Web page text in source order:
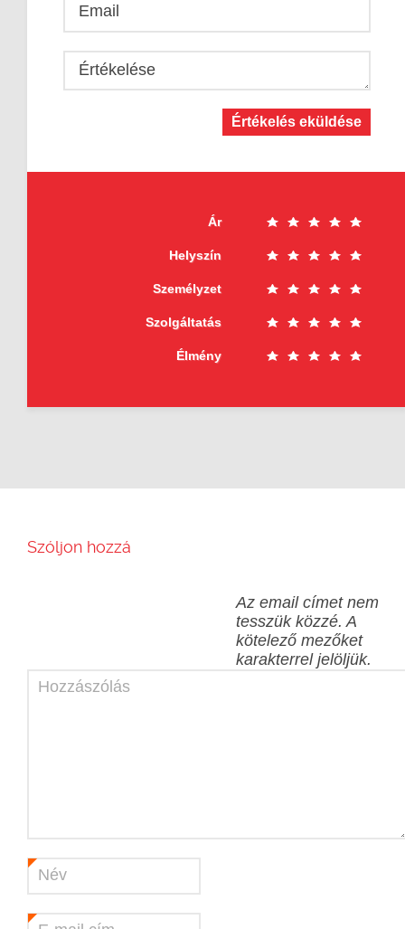
Email
Értékelése
Értékelés eküldése
Ár
Helyszín
Személyzet
Szolgáltatás
Élmény
Szóljon hozzá
Az email címet nem
tesszük közzé. A
kötelező mezőket
karakterrel jelöljük.
Hozzászólás
Név